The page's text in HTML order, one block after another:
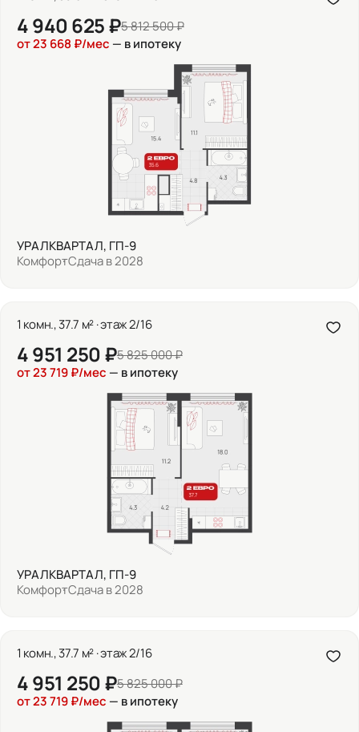
4 940 625 ₽5 812 500 ₽
от 23 668 ₽/мес — в ипотеку
УРАЛКВАРТАЛ, ГП-9
КомфортСдача в 2028
1 комн., 37.7 м² · этаж 2/16
4 951 250 ₽5 825 000 ₽
от 23 719 ₽/мес — в ипотеку
УРАЛКВАРТАЛ, ГП-9
КомфортСдача в 2028
1 комн., 37.7 м² · этаж 2/16
4 951 250 ₽5 825 000 ₽
от 23 719 ₽/мес — в ипотеку